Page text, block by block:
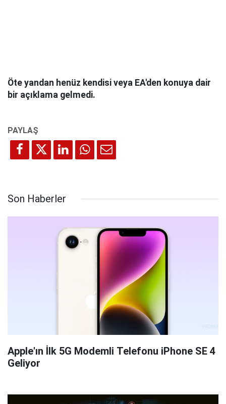
Öte yandan henüz kendisi veya EA'den konuya dair
bir açıklama gelmedi.
Son Haberler
Apple'ın İlk 5G Modemli Telefonu iPhone SE 4
Geliyor